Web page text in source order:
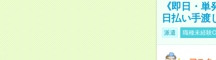
《即日・
日払い手渡
派遣 職種未経験